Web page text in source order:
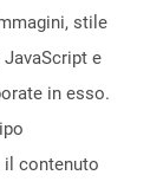
stile
e
in esso.
il contenuto